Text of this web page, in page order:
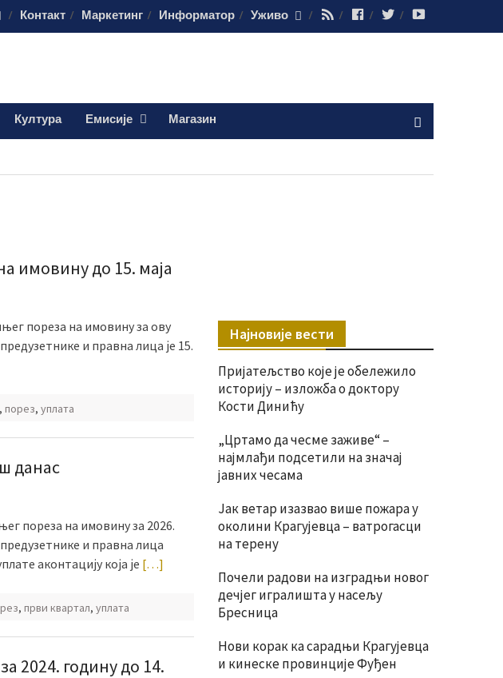
Контакт Маркетинг Информатор Уживо RSS FacebookTwitter
Култура Емисије Магазин
имовину до 15. маја
пореза на имовину за ову
и правна лица је 15.
, порез, уплата
данас
пореза на имовину за 2026.
и правна лица
аконтацију која је […]
, први квартал, уплата
2024. годину до 14.
Најновије вести
Пријатељство које је обележило
историју – изложба о доктору
Кости Динићу
„Цртамо да чесме заживе“ –
најмлађи подсетили на значај
јавних чесама
Јак ветар изазвао више пожара у
околини Крагујевца – ватрогасци
на терену
Почели радови на изградњи новог
дечјег игралишта у насељу
Бресница
Нови корак ка сарадњи Крагујевца
и кинеске провинције Фуђен